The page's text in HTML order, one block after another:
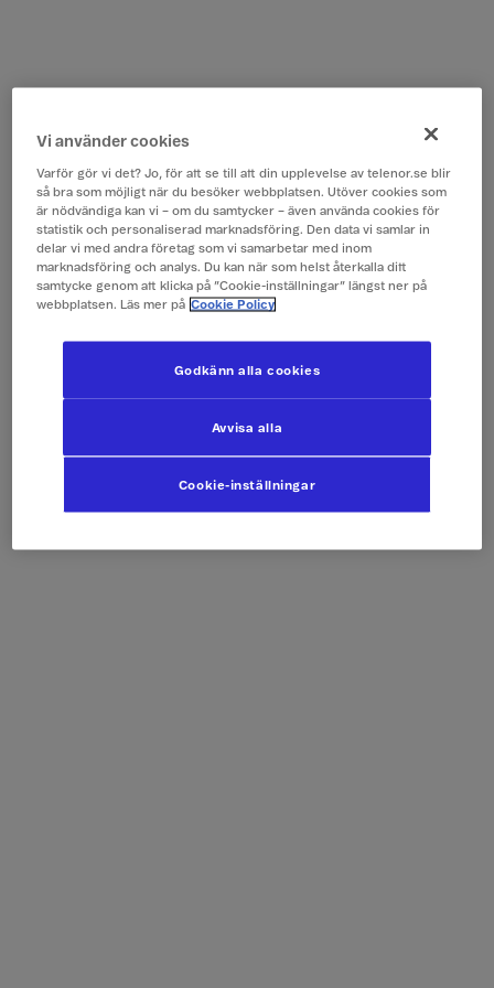
Vi använder cookies
Varför gör vi det? Jo, för att se till att din upplevelse av telenor.se blir
så bra som möjligt när du besöker webbplatsen. Utöver cookies som
är nödvändiga kan vi – om du samtycker – även använda cookies för
statistik och personaliserad marknadsföring. Den data vi samlar in
delar vi med andra företag som vi samarbetar med inom
marknadsföring och analys. Du kan när som helst återkalla ditt
samtycke genom att klicka på ”Cookie-inställningar” längst ner på
webbplatsen. Läs mer på Cookie Policy
Cookie-inställningar
Avvisa alla
Godkänn alla cookies